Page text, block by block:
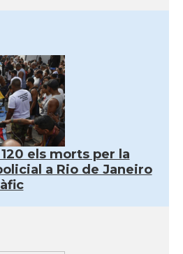
els morts per la
a Rio de Janeiro